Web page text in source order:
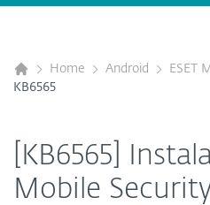
Home Android
ESET
KB6565
[KB6565]
Mobile